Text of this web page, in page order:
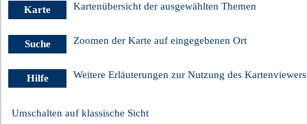
Karte Kartenübersicht der ausgewählten Themen
Suche Zoomen der Karte auf eingegebenen Ort
Hilfe Weitere Erläuterungen zur Nutzung des Kartenviewers
Umschalten auf klassische Sicht